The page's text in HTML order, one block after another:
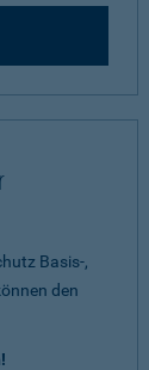
Basis-,
den